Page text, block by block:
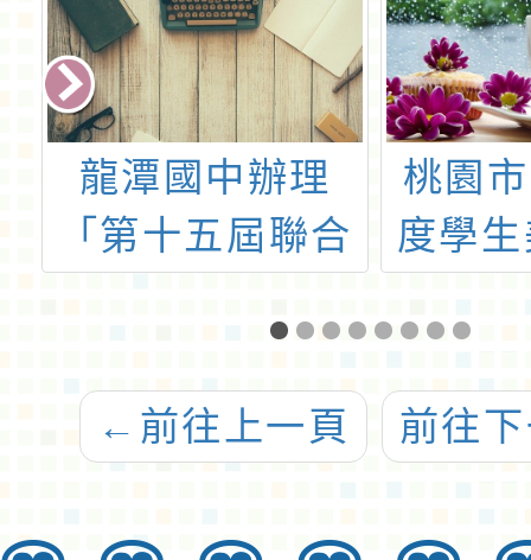
桃園市110學年
度學生美術比賽
臺灣
教學
國閱讀
藝競
← 前往上一頁 前往